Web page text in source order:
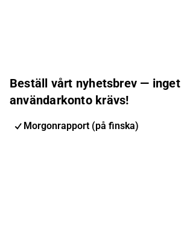
Beställ vårt nyhetsbrev — inget
användarkonto krävs!
Morgonrapport (på finska)